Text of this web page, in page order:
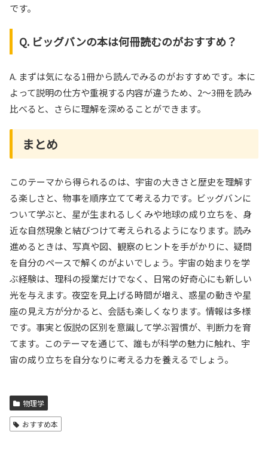
です。
Q. ビッグバンの本は何冊読むのがおすすめ？
A. まずは気になる1冊から読んでみるのがおすすめです。本に
よって説明の仕方や重視する内容が違うため、2〜3冊を読み
比べると、さらに理解を深めることができます。
まとめ
このテーマから得られるのは、宇宙の大きさと歴史を理解す
る楽しさと、物事を順序立てて考える力です。ビッグバンに
ついて学ぶと、星が生まれるしくみや地球の成り立ちを、身
近な自然現象と結びつけて考えられるようになります。読み
進めるときは、写真や図、観察のヒントを手がかりに、疑問
を自分のペースで解くのがよいでしょう。宇宙の始まりを学
ぶ経験は、理科の授業だけでなく、日常の好奇心にも新しい
光を与えます。夜空を見上げる時間が増え、惑星の動きや星
座の見え方が分かると、会話も楽しくなります。情報は多様
です。事実と仮説の区別を意識して学ぶ習慣が、判断力を育
てます。このテーマを通じて、誰もが科学の魅力に触れ、宇
宙の成り立ちを自分なりに考える力を養えるでしょう。
物理学
おすすめ本